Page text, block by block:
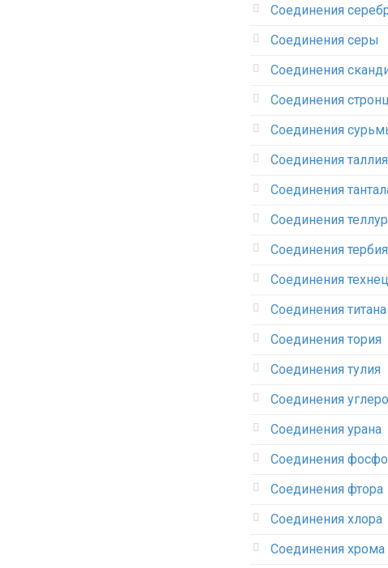
Соединения
Соединения серы‎
Соединения
Соединения
Соединения
Соединения таллия‎
Соединения
Соединения
Соединения тербия‎
Соединения
Соединения титана
Соединения тория‎
Соединения тулия‎
Соединения
Соединения урана‎
Соединения
Соединения фтора‎
Соединения хлора‎
Соединения хрома‎